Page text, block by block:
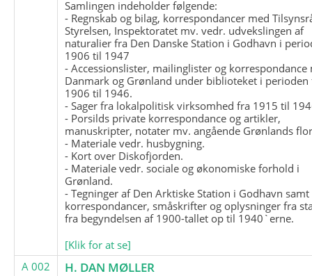
Samlingen indeholder følgende:
- Regnskab og bilag, korrespondancer med
Styrelsen, Inspektoratet mv. vedr. udvekslingen af
naturalier fra Den Danske Station i Godhavn i
1906 til 1947
- Accessionslister, mailinglister og korrespondance
Danmark og Grønland under biblioteket i perioden
1906 til 1946.
- Sager fra lokalpolitisk virksomhed fra 1915 til
- Porsilds private korrespondance og artikler,
manuskripter, notater mv. angående Grønlands
- Materiale vedr. husbygning.
- Kort over Diskofjorden.
- Materiale vedr. sociale og økonomiske forhold i
Grønland.
- Tegninger af Den Arktiske Station i Godhavn
korrespondancer, småskrifter og oplysninger fra
fra begyndelsen af 1900-tallet op til 1940`erne.
[Klik for at se]
A 002
H. DAN MØLLER